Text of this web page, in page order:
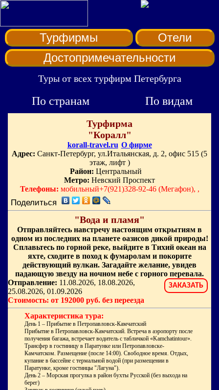
Турфирмы
Отели
Достопримечательности
Туры от всех турфирм Петербурга
По странам По видам
Турфирма
"Коралл"
korall-travel.ru О фирме
Адрес: Санкт-Петербург, ул.Итальянская, д. 2, офис 515 (5
этаж, лифт )
Район: Центральный
Метро: Невский Проспект
Телефоны: мобильный+7(921)328-92-46 (Мегафон), ,
Поделиться
"Вода и пламя"
Отправляйтесь навстречу настоящим открытиям в
одном из последних на планете оазисов дикой природы!
Сплавьтесь по горной реке, выйдите в Тихий океан на
яхте, сходите в поход к фумаролам и покорите
действующий вулкан. Загадайте желание, увидев
падающую звезду на ночном небе с горного перевала.
ЗАКАЗАТЬ
Отправление: 11.08.2026, 18.08.2026,
25.08.2026, 01.09.2026
Стоимость: от 192000 руб. без переезда
Характеристика тура:
День 1 – Прибытие в Петропавловск-Камчатский
Прибытие в Петропавловск-Камчатский. Встреча в аэропорту после
получения багажа, встречает водитель с табличкой «Kamchatintour».
Трансфер в гостиницу в Паратунке или Петропавловске-
Камчатском. Размещение (после 14:00). Свободное время. Отдых,
купание в бассейне с термальной водой (при размещении в
Паратунке, кроме гостинцы "Лагуна").
День 2 – Морская прогулка в район бухты Русской (без выхода на
берег)